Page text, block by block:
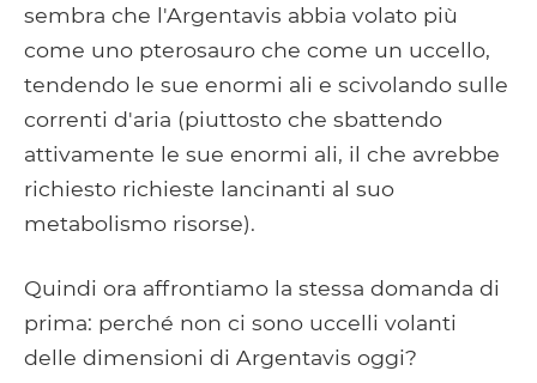
sembra che l'Argentavis abbia volato più
come uno pterosauro che come un uccello,
tendendo le sue enormi ali e scivolando sulle
correnti d'aria (piuttosto che sbattendo
attivamente le sue enormi ali, il che avrebbe
richiesto richieste lancinanti al suo
metabolismo risorse).
Quindi ora affrontiamo la stessa domanda di
prima: perché non ci sono uccelli volanti
delle dimensioni di Argentavis oggi?